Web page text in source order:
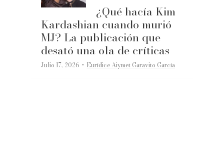
¿Qué hacía Kim
Kardashian cuando murió
MJ? La publicación que
desató una ola de críticas
Julio 17, 2026 ·Eurídice Aiymet Garavito García